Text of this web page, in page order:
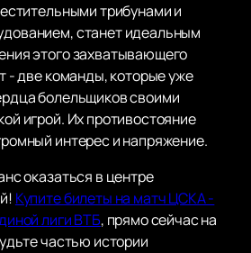
трибунами и
станет идеальным
этого захватывающего
- две команды, которые уже
болельщиков своими
игрой. Их противостояние
интерес и напряжение.
оказаться в центре
Купите билеты на матч ЦСКА -
лиги ВТБ, прямо сейчас на
частью истории